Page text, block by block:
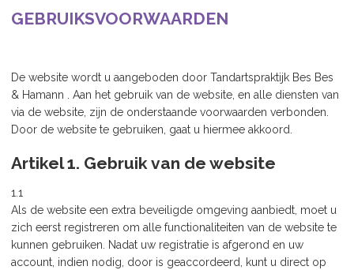
GEBRUIKSVOORWAARDEN
De website wordt u aangeboden door Tandartspraktijk Bes Bes
& Hamann . Aan het gebruik van de website, en alle diensten van
via de website, zijn de onderstaande voorwaarden verbonden.
Door de website te gebruiken, gaat u hiermee akkoord.
Artikel 1. Gebruik van de website
1.1
Als de website een extra beveiligde omgeving aanbiedt, moet u
zich eerst registreren om alle functionaliteiten van de website te
kunnen gebruiken. Nadat uw registratie is afgerond en uw
account, indien nodig, door is geaccordeerd, kunt u direct op